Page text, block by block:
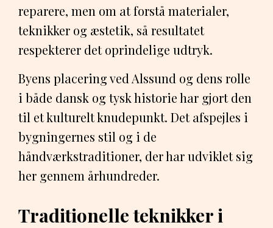
reparere, men om at forstå materialer,
teknikker og æstetik, så resultatet
respekterer det oprindelige udtryk.
Byens placering ved Alssund og dens rolle
i både dansk og tysk historie har gjort den
til et kulturelt knudepunkt. Det afspejles i
bygningernes stil og i de
håndværkstraditioner, der har udviklet sig
her gennem århundreder.
Traditionelle teknikker i